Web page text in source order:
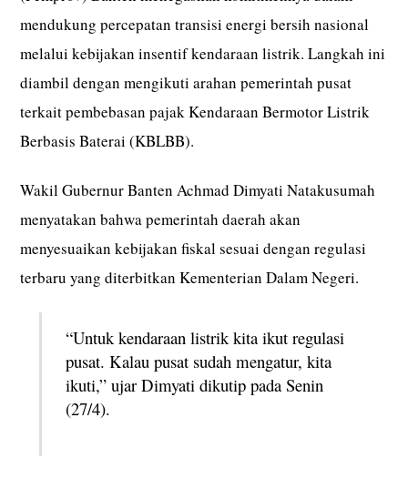
mendukung percepatan transisi energi bersih nasional
melalui kebijakan insentif kendaraan listrik. Langkah ini
diambil dengan mengikuti arahan pemerintah pusat
terkait pembebasan pajak Kendaraan Bermotor Listrik
Berbasis Baterai (KBLBB).
Wakil Gubernur Banten Achmad Dimyati Natakusumah
menyatakan bahwa pemerintah daerah akan
menyesuaikan kebijakan fiskal sesuai dengan regulasi
terbaru yang diterbitkan Kementerian Dalam Negeri.
“Untuk kendaraan listrik kita ikut regulasi
pusat. Kalau pusat sudah mengatur, kita
ikuti,” ujar Dimyati dikutip pada Senin
(27/4).